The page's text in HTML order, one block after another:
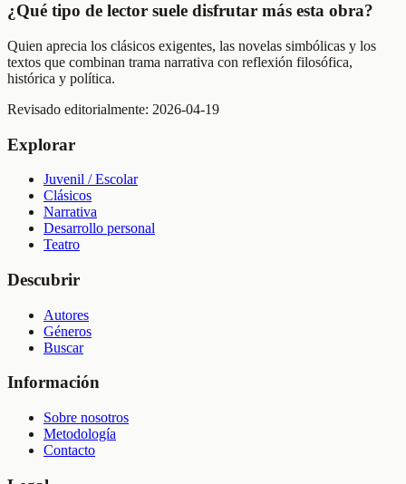
¿Qué tipo de lector suele disfrutar más esta obra?
Quien aprecia los clásicos exigentes, las novelas simbólicas y los
textos que combinan trama narrativa con reflexión filosófica,
histórica y política.
Revisado editorialmente: 2026-04-19
Explorar
Juvenil / Escolar
Clásicos
Narrativa
Desarrollo personal
Teatro
Descubrir
Autores
Géneros
Buscar
Información
Sobre nosotros
Metodología
Contacto